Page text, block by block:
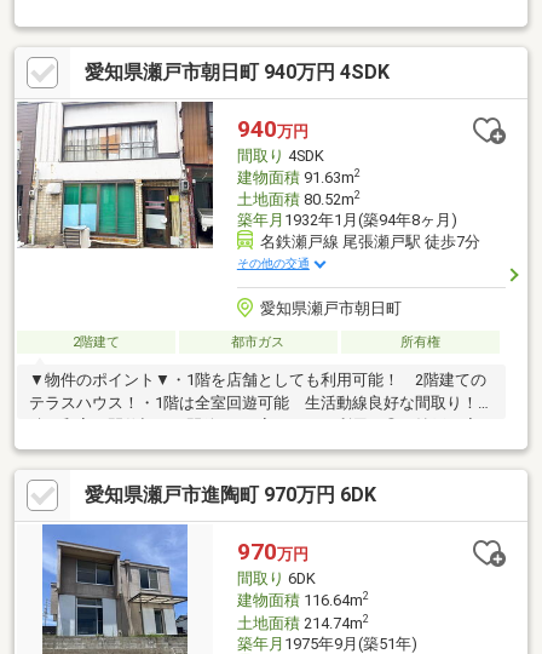
富◎・2018年5月太陽光パネル設置・2016年5月エコキュート設
置・1台分の駐車スペースあり◎▼立地のポイント▼・愛知環状鉄
道「瀬戸市」駅徒歩5分！・名鉄瀬戸線「新瀬戸」駅徒歩7分！・
水南小学校まで徒歩6分・徒歩10分圏内に買物施設あり！・落ち
着いた住宅地※再建築の際はセットバック要
愛知県瀬戸市朝日町 940万円 4SDK
940万円
間取り 4SDK
建物面積91.63m2
土地面積80.52m2
築年月 1932年1月(築94年8ヶ月)
名鉄瀬戸線 尾張瀬戸駅 徒歩7分
その他の交通
愛知県瀬戸市朝日町
2階建て 都市ガス 所有権
▼物件のポイント▼・1階を店舗としても利用可能！ 2階建ての
テラスハウス！・1階は全室回遊可能 生活動線良好な間取り！・
と和室から出入り可能！▼立地のポイント▼・名鉄瀬戸線「尾張
瀬戸」駅まで徒歩7分！・徒歩10分圏内に買物施設が充実・市街
地が近く生活に便利なエリア※本物件は2棟連棟のテラスハウスで
す
愛知県瀬戸市進陶町 970万円 6DK
970万円
間取り 6DK
建物面積116.64m2
土地面積214.74m2
築年月 1975年9月(築51年)